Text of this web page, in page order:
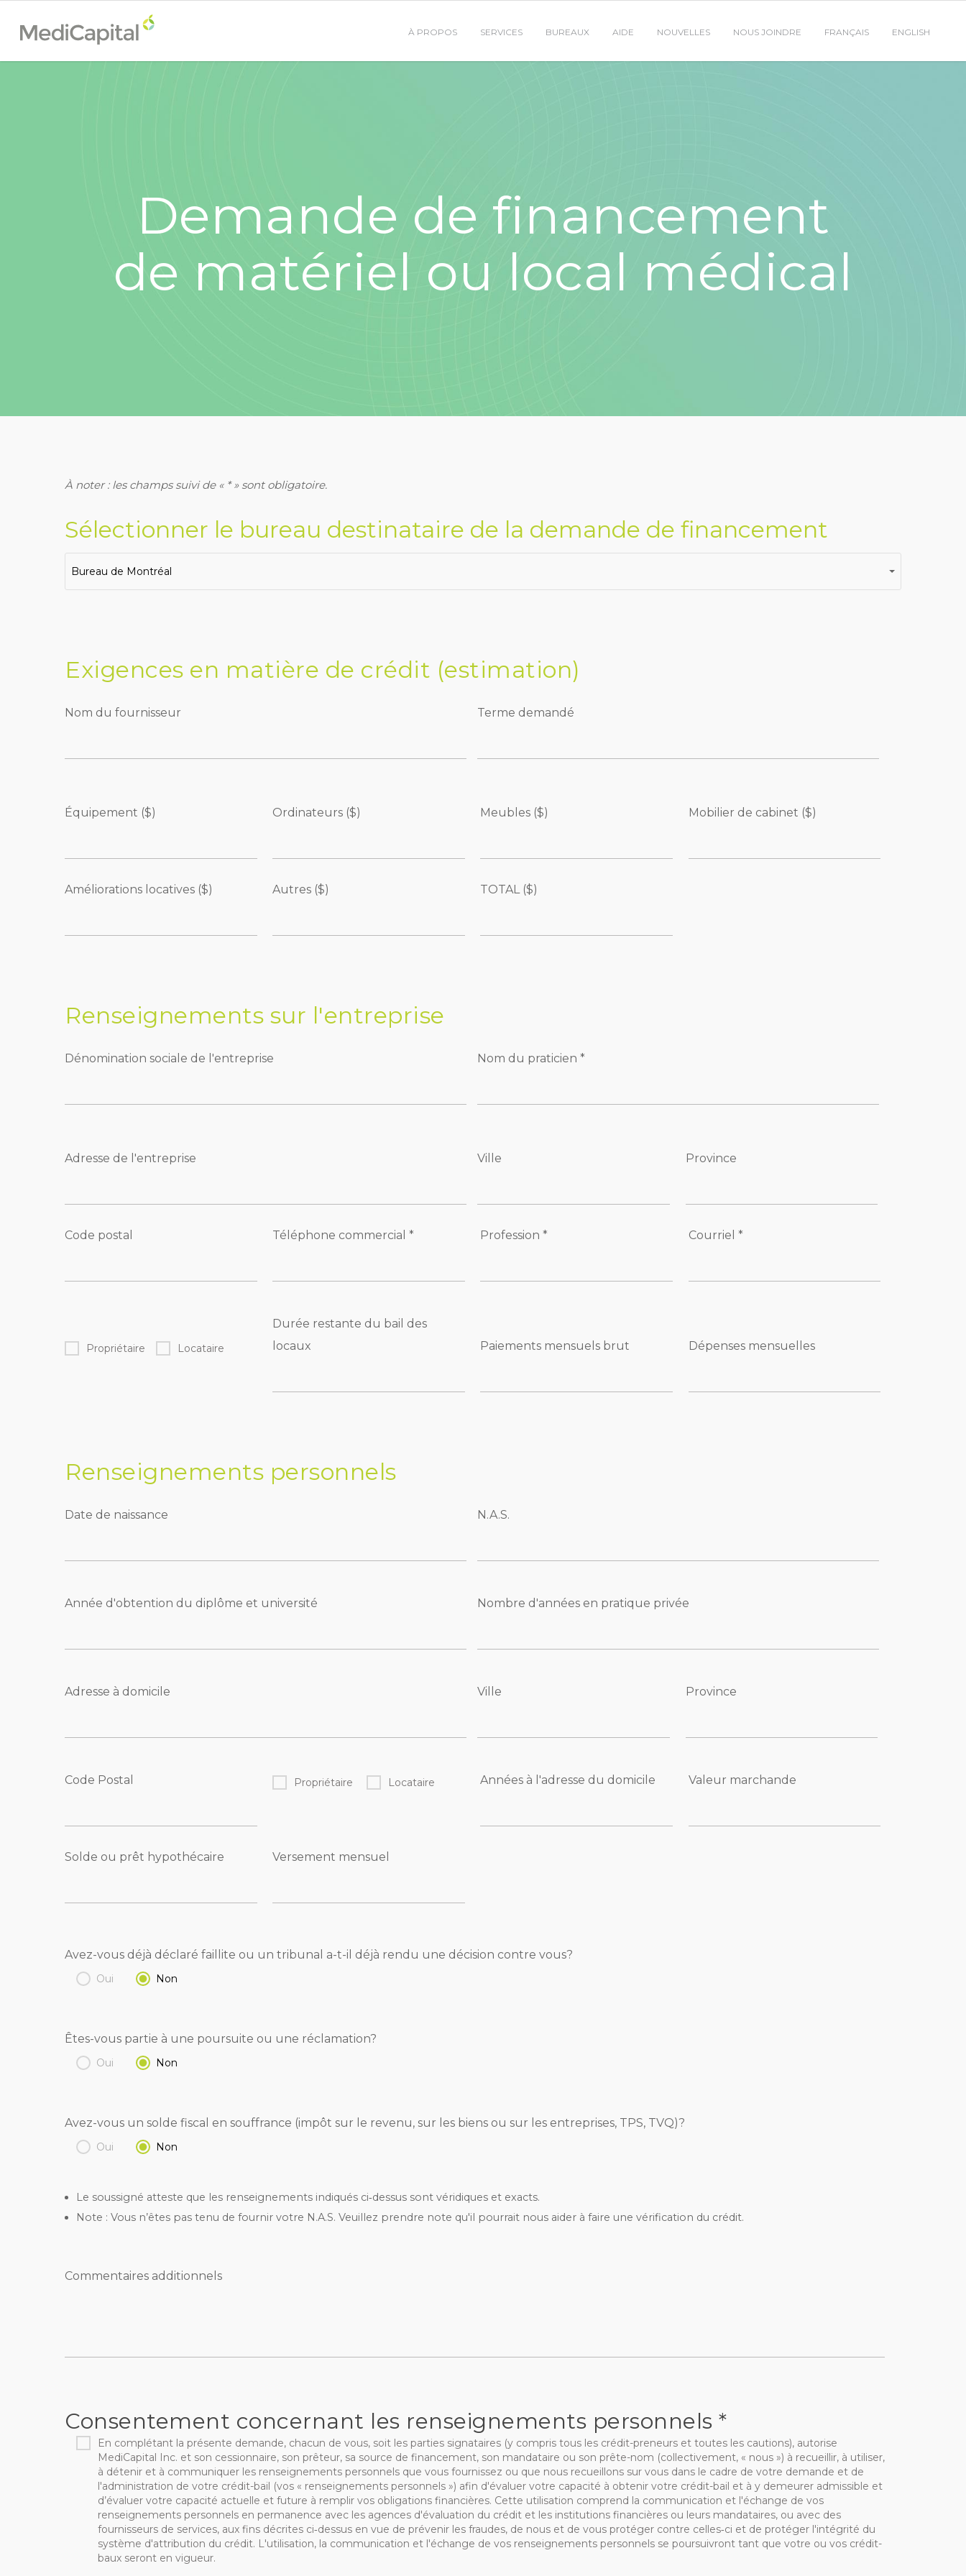
À PROPOS SERVICES BUREAUX AIDE NOUVELLES NOUS JOINDRE FRANÇAIS ENGLISH
Demande de financement
de matériel ou local médical
À noter : les champs suivi de « * » sont obligatoire.
Sélectionner le bureau destinataire de la demande de financement
Bureau de Montréal
Exigences en matière de crédit (estimation)
Nom du fournisseur Terme demandé
Équipement ($) Ordinateurs ($) Meubles ($) Mobilier de cabinet ($)
Améliorations locatives ($) Autres ($) TOTAL ($)
Renseignements sur l'entreprise
Dénomination sociale de l'entreprise Nom du praticien *
Adresse de l'entreprise Ville Province
Code postal Téléphone commercial * Profession * Courriel *
Propriétaire Locataire
Durée restante du bail des
locaux
Paiements mensuels brut Dépenses mensuelles
Renseignements personnels
Date de naissance N.A.S.
Année d'obtention du diplôme et université Nombre d'années en pratique privée
Adresse à domicile Ville Province
Code Postal Propriétaire Locataire Années à l'adresse du domicile Valeur marchande
Solde ou prêt hypothécaire Versement mensuel
Avez-vous déjà déclaré faillite ou un tribunal a-t-il déjà rendu une décision contre vous?
Oui Non
Êtes-vous partie à une poursuite ou une réclamation?
Oui Non
Avez-vous un solde fiscal en souffrance (impôt sur le revenu, sur les biens ou sur les entreprises, TPS, TVQ)?
Oui Non
Le soussigné atteste que les renseignements indiqués ci‑dessus sont véridiques et exacts.
Note : Vous n’êtes pas tenu de fournir votre N.A.S. Veuillez prendre note qu'il pourrait nous aider à faire une vérification du crédit.
Commentaires additionnels
Consentement concernant les renseignements personnels *
En complétant la présente demande, chacun de vous, soit les parties signataires (y compris tous les crédit-preneurs et toutes les cautions), autorise
MediCapital Inc. et son cessionnaire, son prêteur, sa source de financement, son mandataire ou son prête-nom (collectivement, « nous ») à recueillir, à utiliser,
à détenir et à communiquer les renseignements personnels que vous fournissez ou que nous recueillons sur vous dans le cadre de votre demande et de
l'administration de votre crédit-bail (vos « renseignements personnels ») afin d'évaluer votre capacité à obtenir votre crédit-bail et à y demeurer admissible et
d’évaluer votre capacité actuelle et future à remplir vos obligations financières. Cette utilisation comprend la communication et l'échange de vos
renseignements personnels en permanence avec les agences d'évaluation du crédit et les institutions financières ou leurs mandataires, ou avec des
fournisseurs de services, aux fins décrites ci‑dessus en vue de prévenir les fraudes, de nous et de vous protéger contre celles‑ci et de protéger l'intégrité du
système d'attribution du crédit. L'utilisation, la communication et l'échange de vos renseignements personnels se poursuivront tant que votre ou vos crédit-
baux seront en vigueur.